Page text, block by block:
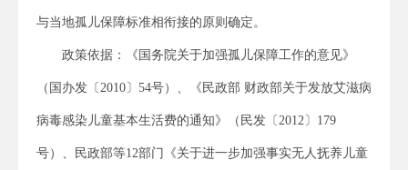
与当地孤儿保障标准相衔接的原则确定。
政策依据：《国务院关于加强孤儿保障工作的意见》
（国办发〔2010〕54号）、《民政部 财政部关于发放艾滋病
病毒感染儿童基本生活费的通知》（民发〔2012〕179
号）、民政部等12部门《关于进一步加强事实无人抚养儿童